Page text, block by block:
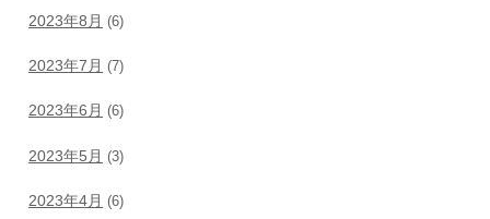
2023年8月 (6)
2023年7月 (7)
2023年6月 (6)
2023年5月 (3)
2023年4月 (6)